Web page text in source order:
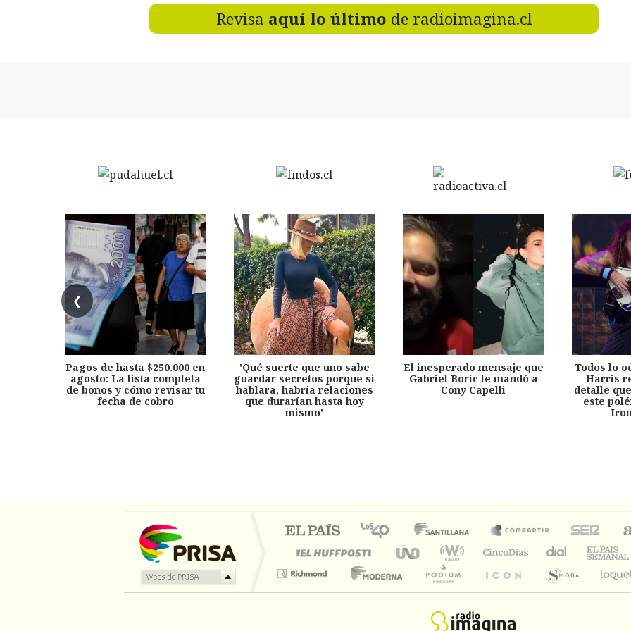
Revisa aquí lo último de radioimagina.cl
❮
Pagos de hasta $250.000 en
agosto: La lista completa
de bonos y cómo revisar tu
fecha de cobro
'Qué suerte que uno sabe
guardar secretos porque si
hablara, habría relaciones
que durarían hasta hoy
mismo'
El inesperado mensaje que
Gabriel Boric le mandó a
Cony Capelli
Todos lo
Harris
detalle
este